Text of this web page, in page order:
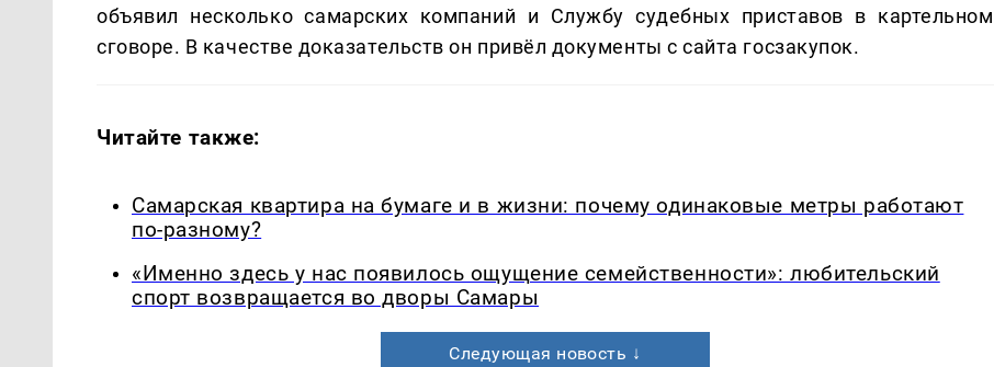
объявил несколько самарских компаний и Службу судебных приставов в картельном
сговоре. В качестве доказательств он привёл документы с сайта госзакупок.
Читайте также:
Самарская квартира на бумаге и в жизни: почему одинаковые метры работают
по-разному?
«Именно здесь у нас появилось ощущение семейственности»: любительский
спорт возвращается во дворы Самары
Следующая новость ↓